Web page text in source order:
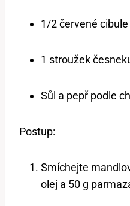
1/2 červené cibule
1 stroužek
Sůl a pepř podle
Postup:
Smíchejte
olej a 50 g